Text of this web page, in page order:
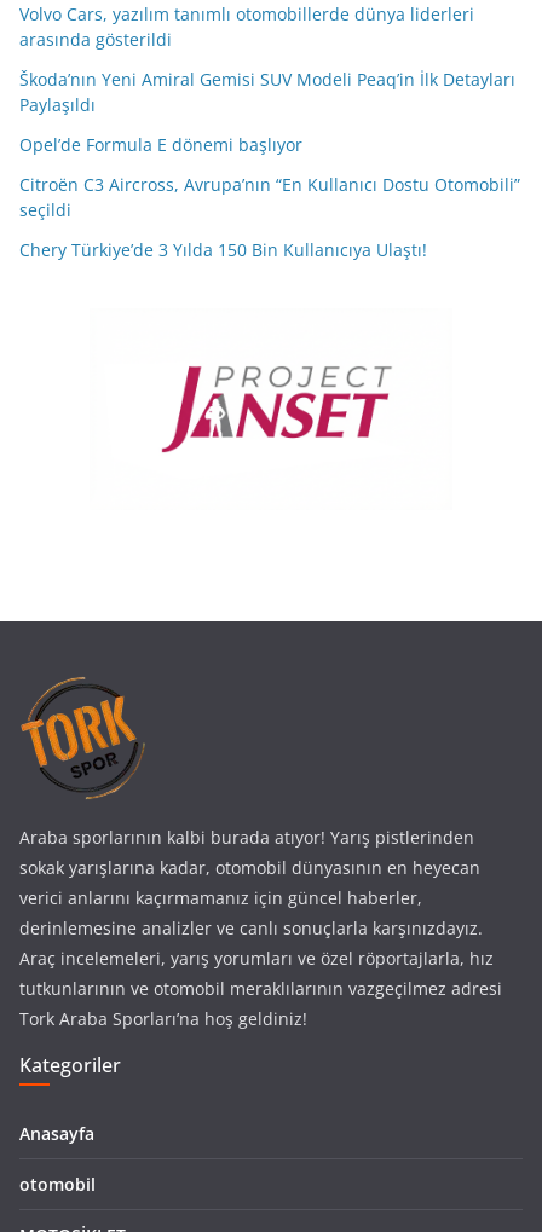
Volvo Cars, yazılım tanımlı otomobillerde dünya liderleri
arasında gösterildi
Škoda’nın Yeni Amiral Gemisi SUV Modeli Peaq’in İlk Detayları
Paylaşıldı
Opel’de Formula E dönemi başlıyor
Citroën C3 Aircross, Avrupa’nın “En Kullanıcı Dostu Otomobili”
seçildi
Chery Türkiye’de 3 Yılda 150 Bin Kullanıcıya Ulaştı!
Araba sporlarının kalbi burada atıyor! Yarış pistlerinden
sokak yarışlarına kadar, otomobil dünyasının en heyecan
verici anlarını kaçırmamanız için güncel haberler,
derinlemesine analizler ve canlı sonuçlarla karşınızdayız.
Araç incelemeleri, yarış yorumları ve özel röportajlarla, hız
tutkunlarının ve otomobil meraklılarının vazgeçilmez adresi
Tork Araba Sporları’na hoş geldiniz!
Kategoriler
Anasayfa
otomobil